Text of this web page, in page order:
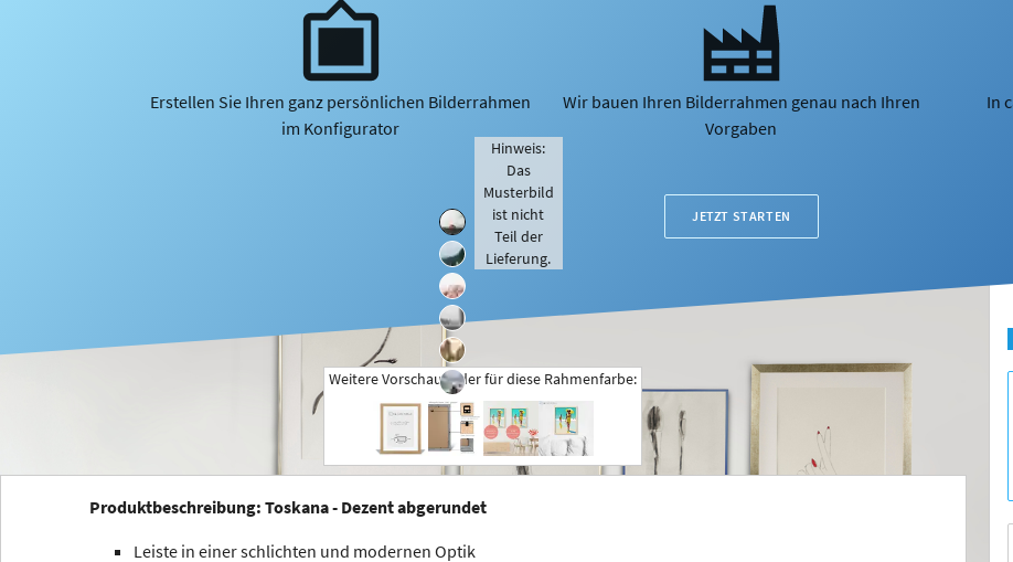
Erstellen Sie Ihren ganz persönlichen Bilderrahmen
im Konfigurator
Wir bauen Ihren Bilderrahmen genau nach Ihren
Vorgaben
In
JETZT STARTEN
+
Hinweis:
Das
Musterbild
ist nicht
Teil der
Lieferung.
Weitere Vorschaubilder für diese Rahmenfarbe:
Produktbeschreibung: Toskana - Dezent abgerundet
Leiste in einer schlichten und modernen Optik